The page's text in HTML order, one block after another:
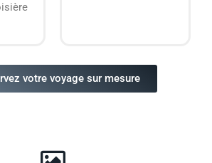
votre voyage sur mesure